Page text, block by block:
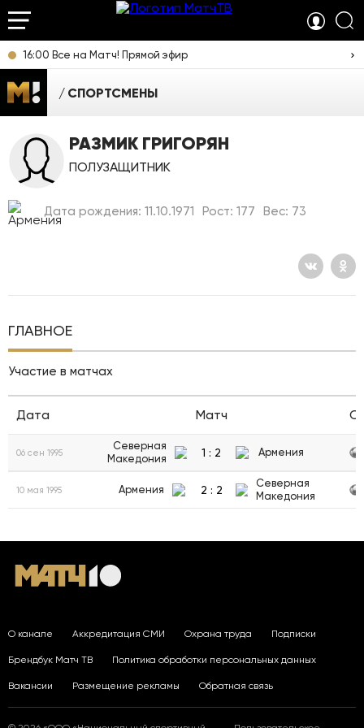
16:00 Все на Матч! Прямой эфир
СПОРТСМЕНЫ
РАЗМИК ГРИГОРЯН
ПОЛУЗАЩИТНИК
Дата рождения: 11.10.1971 Рост: 177 Вес: 73
ГЛАВНОЕ
Участие в матчах
Дата Матч
06 сен 1995
Северная
Македония
1 : 2 Армения
10 мая 1995 Армения 2 : 2
Северная
Македония
О канале Аккредитация СМИ Охрана труда Подписки
Брендбук Матч ТВ Политика обработки персональных данных
Вакансии Размещение рекламы Обратная связь